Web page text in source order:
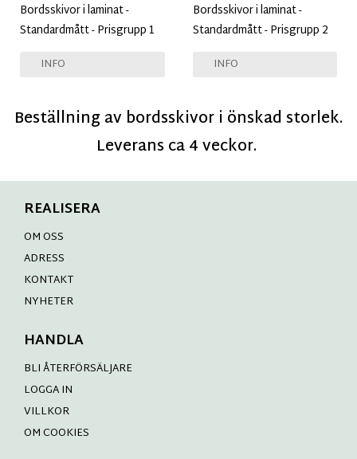
Bordsskivor i laminat -
Standardmått - Prisgrupp 1
INFO
Bordsskivor i laminat -
Standardmått - Prisgrupp 2
INFO
Beställning av bordsskivor i önskad storlek.
Leverans ca 4 veckor.
REALISERA
OM OSS
ADRESS
KONTAKT
NYHETER
HANDLA
BLI ÅTERFÖRSÄLJARE
LOGGA IN
VILLKOR
OM COOKIES